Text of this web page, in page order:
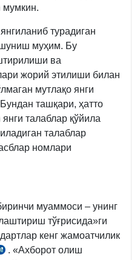
мумкин.
турадиган
муҳим. Бу
ва
жорий этилиши билан
мутлақо янги
ташқари, ҳатто
талаблар қўйила
талаблар
номлари
муаммоси – унинг
тўғрисида»ги
кенг жамоатчилик
03.11.2022
. «Ахборот олиш